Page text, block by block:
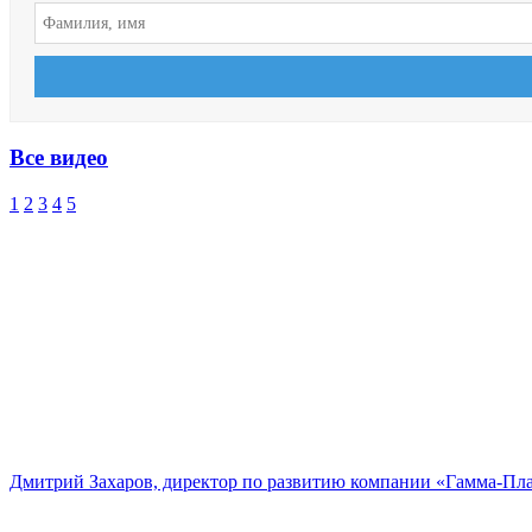
Все видео
1 2 3 4 5
Дмитрий Захаров, директор по развитию компании «Гамма-